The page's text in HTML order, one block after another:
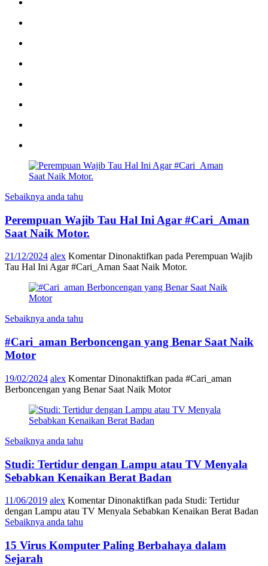
Sebaiknya anda tahu
Perempuan Wajib Tau Hal Ini Agar #Cari_Aman
Saat Naik Motor.
21/12/2024 alex Komentar Dinonaktifkan pada Perempuan Wajib
Tau Hal Ini Agar #Cari_Aman Saat Naik Motor.
Sebaiknya anda tahu
#Cari_aman Berboncengan yang Benar Saat Naik
Motor
19/02/2024 alex Komentar Dinonaktifkan pada #Cari_aman
Berboncengan yang Benar Saat Naik Motor
Sebaiknya anda tahu
Studi: Tertidur dengan Lampu atau TV Menyala
Sebabkan Kenaikan Berat Badan
11/06/2019 alex Komentar Dinonaktifkan pada Studi: Tertidur
dengan Lampu atau TV Menyala Sebabkan Kenaikan Berat Badan
Sebaiknya anda tahu
15 Virus Komputer Paling Berbahaya dalam
Sejarah